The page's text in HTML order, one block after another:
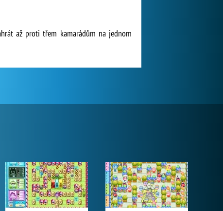
až proti třem kamarádům na jednom